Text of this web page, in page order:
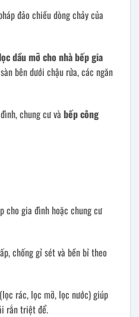
đảo chiều dòng chảy của
dầu mỡ cho nhà bếp gia
bên dưới chậu rửa, các ngăn
chung cư và bếp công
cho gia đình hoặc chung cư
chống gỉ sét và bền bỉ theo
rác, lọc mỡ, lọc nước) giúp
rắn triệt để.